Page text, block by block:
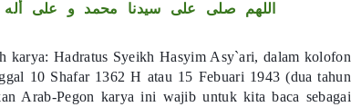
اللهم صلى على سيدنا محمد و على
karya: Hadratus Syeikh Hasyim Asy`ari, dalam kolofon
10 Shafar 1362 H atau 15 Febuari 1943 (dua tahun
Arab-Pegon karya ini wajib untuk kita baca sebagai